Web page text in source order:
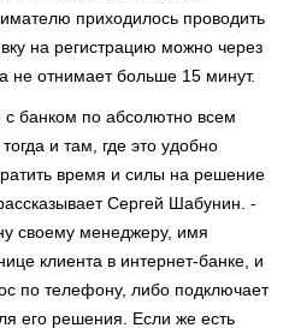
приходилось проводить
на регистрацию можно через
не отнимает больше 15 минут.
банком по абсолютно всем
и там, где это удобно
время и силы на решение
Сергей Шабунин. -
своему менеджеру, имя
клиента в интернет-банке, и
по телефону, либо подключает
его решения. Если же есть